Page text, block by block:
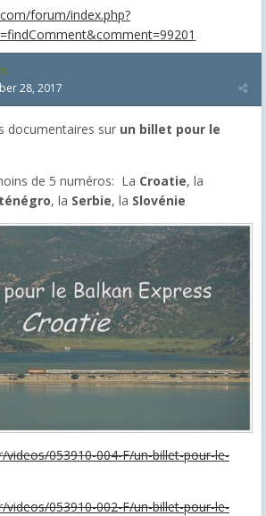
forum/index.php?
28, 2017
documentaires sur un billet pour le
de 5 numéros: La Croatie, la
, la Serbie, la Slovénie
053910-004-F/un-billet-pour-le-
053910-002-F/un-billet-pour-le-